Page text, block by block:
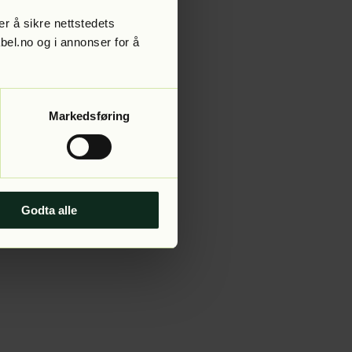
å sikre nettstedets
og i annonser for å
Markedsføring
Godta alle